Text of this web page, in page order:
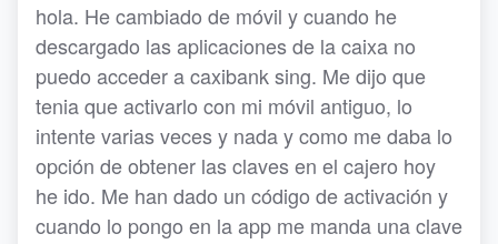
hola. He cambiado de móvil y cuando he
descargado las aplicaciones de la caixa no
puedo acceder a caxibank sing. Me dijo que
tenia que activarlo con mi móvil antiguo, lo
intente varias veces y nada y como me daba lo
opción de obtener las claves en el cajero hoy
he ido. Me han dado un código de activación y
cuando lo pongo en la app me manda una clave